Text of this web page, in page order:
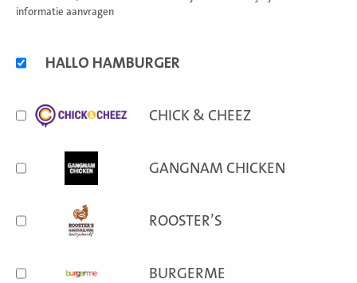
informatie aanvragen
formulesHALLO HAMBURGER
CHICK & CHEEZ
GANGNAM CHICKEN
ROOSTER’S
BURGERME